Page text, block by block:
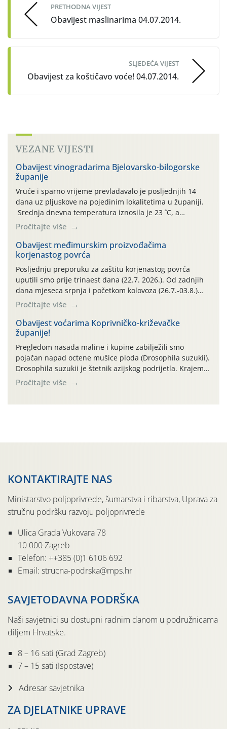
PRETHODNA VIJEST
Obavijest maslinarima 04.07.2014.
SLJEDEĆA VIJEST
Obavijest za koštičavo voće! 04.07.2014.
VEZANE VIJESTI
Obavijest vinogradarima Bjelovarsko-bilogorske
županije
Vruće i sparno vrijeme prevladavalo je posljednjih 14
dana uz pljuskove na pojedinim lokalitetima u županiji.
Srednja dnevna temperatura iznosila je 23 ˚C, a
maksimalne su posljednjih dana dosezale do 35 ˚C.
Simptome plamenjače vinove loze (Plasmoparas
viticola) vidljivi su na zapercima i vršnom mladom lišću.
Kako bi i dalje održali zdravu lisnu masu u zaštiti je
moguće […]
Pročitajte više
Obavijest međimurskim proizvođačima
korjenastog povrća
Posljednju preporuku za zaštitu korjenastog povrća
uputili smo prije trinaest dana (22.7. 2026.). Od zadnjih
dana mjeseca srpnja i početkom kolovoza (26.7.-03.8.)
traje izuzetno nepovoljno meteorološko razdoblje za rast
i razvoj korjenastog povrća: najviše dnevne temperature
zraka zadnjih su devet dana u rasponu 30,7°-38,0°C!
Drugi ovogodišnji “toplinski udar” naročito je izražen
zadnja četiri dana (31.7.-03.8.), […]
Pročitajte više
Obavijest voćarima Koprivničko-križevačke
županije!
Pregledom nasada maline i kupine zabilježili smo
pojačan napad octene mušice ploda (Drosophila suzukii).
Drosophila suzukii je štetnik azijskog podrijetla. Krajem
2010. godine prvi puta je registriran u Hrvatskoj, a u
rujnu 2016. godine na našem su području zabilježene
Pročitajte više
KONTAKTIRAJTE NAS
Ministarstvo poljoprivrede, šumarstva i ribarstva, Uprava za
stručnu podršku razvoju poljoprivrede
Ulica Grada Vukovara 78
10 000 Zagreb
Telefon: ++385 (0)1 6106 692
Email: strucna-podrska@mps.hr
SAVJETODAVNA PODRŠKA
Naši savjetnici su dostupni radnim danom u podružnicama
diljem Hrvatske.
8 – 16 sati (Grad Zagreb)
7 – 15 sati (Ispostave)
Adresar savjetnika
ZA DJELATNIKE UPRAVE